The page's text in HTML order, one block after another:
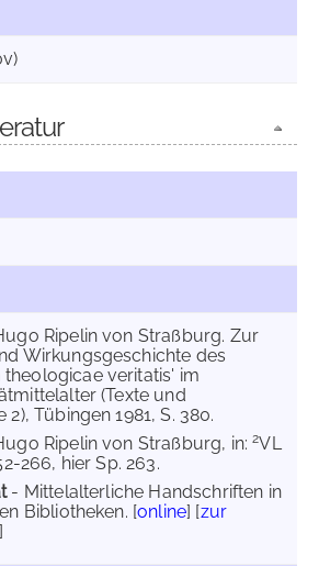
Ripelin von Straßburg. Zur
Wirkungsgeschichte des
veritatis' im
(Texte und
Tübingen 1981, S. 380.
Ripelin von Straßburg, in:2VL
266, hier Sp. 263.
- Mittelalterliche Handschriften in
Bibliotheken. [online] [zur
]